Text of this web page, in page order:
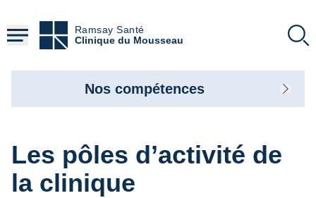
contenu
principal
Ramsay Santé
Clinique du Mousseau
Les pôles d’activité de
la clinique
Nos compétences